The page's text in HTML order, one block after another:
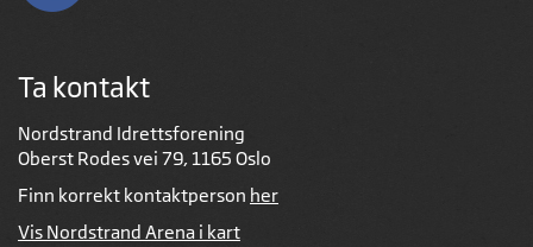
Ta kontakt
Nordstrand Idrettsforening
Oberst Rodes vei 79, 1165 Oslo
Finn korrekt kontaktperson her
Vis Nordstrand Arena i kart